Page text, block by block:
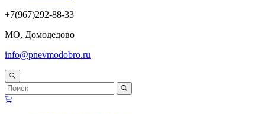
+7(967)292-88-33
МО, Домодедово
info@pnevmodobro.ru